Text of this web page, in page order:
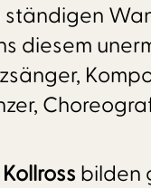
diesem
bilden